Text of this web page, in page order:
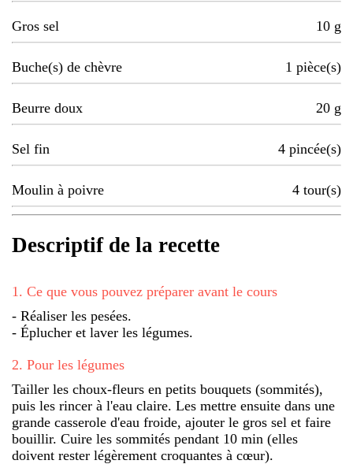
Gros sel 10 g
Buche(s) de chèvre 1 pièce(s)
Beurre doux 20 g
Sel fin 4 pincée(s)
Moulin à poivre 4 tour(s)
Descriptif de la recette
1 . Ce que vous pouvez préparer avant le cours
- Réaliser les pesées.
- Éplucher et laver les légumes.
2. Pour les légumes
Tailler les choux-fleurs en petits bouquets (sommités),
puis les rincer à l'eau claire. Les mettre ensuite dans une
grande casserole d'eau froide, ajouter le gros sel et faire
bouillir. Cuire les sommités pendant 10 min (elles
doivent rester légèrement croquantes à cœur).